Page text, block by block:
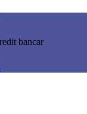
bancar